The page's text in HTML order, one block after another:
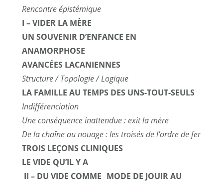
Rencontre épistémique
I – VIDER LA MÈRE
UN SOUVENIR D’ENFANCE EN
ANAMORPHOSE
AVANCÉES LACANIENNES
Structure / Topologie / Logique
LA FAMILLE AU TEMPS DES UNS-TOUT-SEULS
Indifférenciation
Une conséquence inattendue : exit la mère
De la chaîne au nouage : les troisés de l’ordre de fer
TROIS LEÇONS CLINIQUES
LE VIDE QU’IL Y A
II – DU VIDE COMME MODE DE JOUIR AU